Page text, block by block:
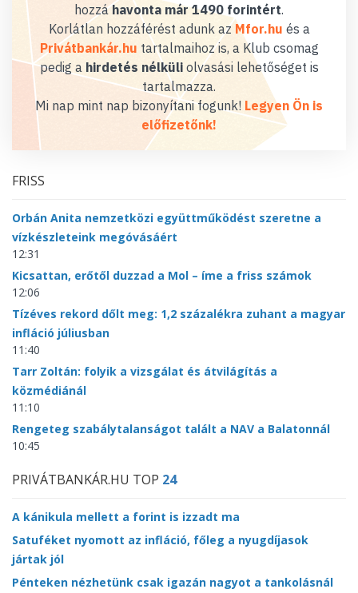
hozzáhavonta már 1490 forintért.
Korlátlan hozzáférést adunk az Mfor.hu és a
Privátbankár.hu tartalmaihoz is, a Klub csomag
pedig a hirdetés nélküliolvasási lehetőséget is
tartalmazza.
Mi nap mint nap bizonyítani fogunk! Legyen Ön is
előfizetőnk!
FRISS
Orbán Anita nemzetközi együttműködést szeretne a
vízkészleteink megóvásáért
12:31
Kicsattan, erőtől duzzad a Mol – íme a friss számok
12:06
Tízéves rekord dőlt meg: 1,2 százalékra zuhant a magyar
infláció júliusban
11:40
Tarr Zoltán: folyik a vizsgálat és átvilágítás a
közmédiánál
11:10
Rengeteg szabálytalanságot talált a NAV a Balatonnál
10:45
PRIVÁTBANKÁR.HU TOP 24
A kánikula mellett a forint is izzadt ma
Satuféket nyomott az infláció, főleg a nyugdíjasok
jártak jól
Pénteken nézhetünk csak igazán nagyot a tankolásnál